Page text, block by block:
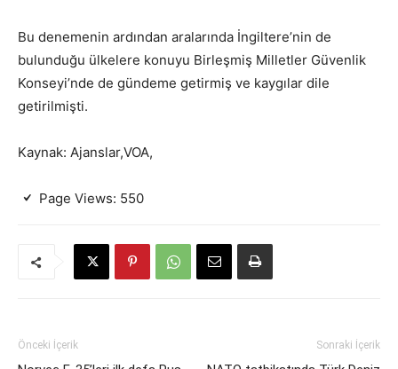
Bu denemenin ardından aralarında İngiltere’nin de
bulunduğu ülkelere konuyu Birleşmiş Milletler Güvenlik
Konseyi’nde de gündeme getirmiş ve kaygılar dile
getirilmişti.
Kaynak: Ajanslar,VOA,
Page Views: 550
Önceki İçerik Sonraki İçerik